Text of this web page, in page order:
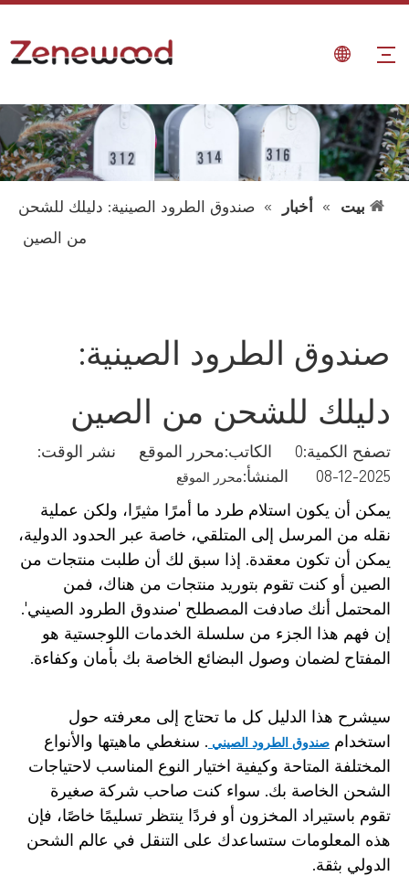
بيت » أخبار » صندوق الطرود الصينية: دليلك للشحن
من الصين
صندوق الطرود الصينية:
دليلك للشحن من الصين
تصفح الكمية:0 الكاتب:محرر الموقع نشر الوقت:
2025-12-08 المنشأ:
محرر الموقع
يمكن أن يكون استلام طرد ما أمرًا مثيرًا، ولكن عملية
نقله من المرسل إلى المتلقي، خاصة عبر الحدود الدولية،
يمكن أن تكون معقدة. إذا سبق لك أن طلبت منتجات من
الصين أو كنت تقوم بتوريد منتجات من هناك، فمن
المحتمل أنك صادفت المصطلح 'صندوق الطرود الصيني'.
إن فهم هذا الجزء من سلسلة الخدمات اللوجستية هو
المفتاح لضمان وصول البضائع الخاصة بك بأمان وكفاءة.
سيشرح هذا الدليل كل ما تحتاج إلى معرفته حول
استخدام صندوق الطرود الصيني . سنغطي ماهيتها والأنواع
المختلفة المتاحة وكيفية اختيار النوع المناسب لاحتياجات
الشحن الخاصة بك. سواء كنت صاحب شركة صغيرة
تقوم باستيراد المخزون أو فردًا ينتظر تسليمًا خاصًا، فإن
هذه المعلومات ستساعدك على التنقل في عالم الشحن
الدولي بثقة.